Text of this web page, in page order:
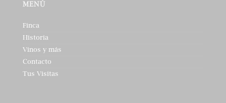
MENÚ
Finca
Historia
Vinos y más
Contacto
Tus Visitas